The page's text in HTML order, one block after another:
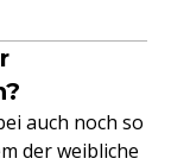
auch noch so
der weibliche